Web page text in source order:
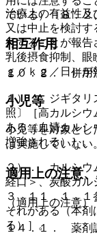
治療上の有益性及
又は中止を検討
行することが報告
乳後摂食抑制、眼
ｇ／ｋｇ／日）が
小児等
小児等を対象とし
は実施していない
適用上の注意
（適用上の注意）
１４．１． 薬剤
ている）〔８．２
相互作用
１０．２． 併用
１）． ジギタリ
照〕［高カルシ
ある（血清カル
増強される）］。
２）． カルシウ
経口＞、炭酸カル
３、１１．１．
それがある（本
る）］。